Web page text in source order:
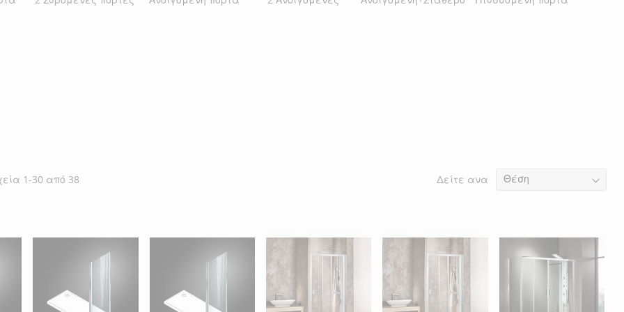
1-30 από 38 Δείτε ανα